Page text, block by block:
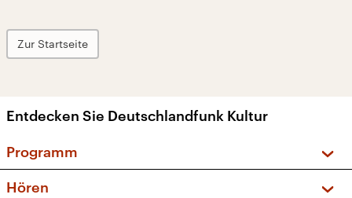
Zur Startseite
Entdecken Sie Deutschlandfunk Kultur
Programm
Hören